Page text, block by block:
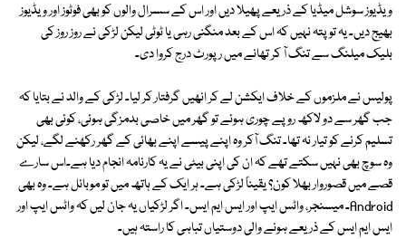
ویڈیوز سوشل میڈیا کے ذریعے پھیلا دیں اور اس کے سسرال والوں کو بھی فوٹوز اور ویڈیوز
بھیج دیں۔ یہ تو پتہ نہیں کہ اس کے بعد منگنی رہی یا ٹوٹی لیکن لڑکی نے روز روز کی
بلیک میلنگ سے تنگ آ کر تھانے میں رپورٹ درج کروا دی۔
پولیس نے ملزموں کے خلاف ایکشن لے کر انھیں گرفتار کر لیا۔ لڑکی کے والد نے بتایا کہ
جب گھر سے دو لاکھ روپے چوری ہوئے تو گھر میں خاصی بدمزگی ہوئی، کوئی بھی
تسلیم کرنے کو تیار نہ تھا۔ تنگ آکر وہ اپنے پیسے اپنے بھائی کے گھر رکھنے لگے، لیکن
وہ سوچ بھی نہیں سکتے تھے کہ ان کی اپنی بیٹی نے یہ کارنامہ انجام دیا ہے۔اس سارے
قصے میں قصوروار بھلا کون؟ یقیناً لڑکی ہے۔ ہر ایک کے ہاتھ میں تو موبائل ہے۔ وہ بھی
Android۔ میسنجر، واٹس ایپ اور ایس ایم ایس۔ اگر لڑکیاں یہ جان لیں کہ واٹس ایپ اور
ایس ایم ایس کے ذریعے ہونے والی دوستیاں تباہی کا راستہ ہیں۔